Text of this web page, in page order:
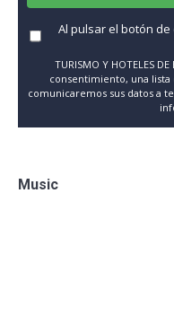
Al pulsar el botón
TURISMO Y HOTELES
consentimiento, una
comunicaremos sus datos a
Music